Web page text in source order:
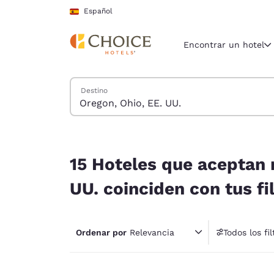
Saltar A Contenido Principal
Español
Región y
América
United
América
Encontrar un hotel
Buscar hoteles
Destino
15 Hoteles que aceptan
UU. coinciden con tus
Ordenar por Relevancia Todos los
1